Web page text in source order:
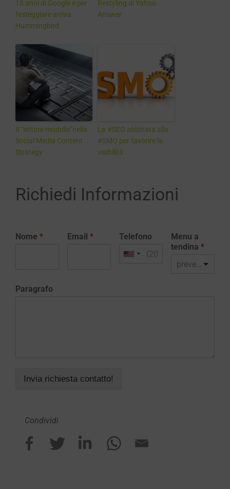
15 anni di Google e per
festeggiare arriva
Hummingbird
Restyling di Yahoo
Answer
Il “lettore modello”nella
Social Media Content
Strategy
La #SEO abbinata alla
#SMO per favorire la
visibilità
Richiedi Informazioni
Nome * Email * Telefono
Menu a
tendina *
preventivo realizzazione sito web
Paragrafo
Invia richiesta contatto!
Condividi